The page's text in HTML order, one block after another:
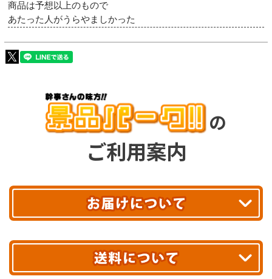
商品は予想以上のもので
あたった人がうらやましかった
の
ご利用案内
最短翌日お届け!